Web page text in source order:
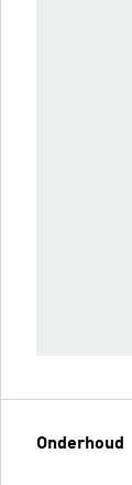
Onderhoud